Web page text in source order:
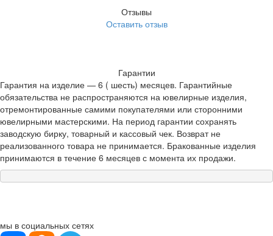
Отзывы
Оставить отзыв
Гарантии
Гарантия на изделие — 6 ( шесть) месяцев. Гарантийные
обязательства не распространяются на ювелирные изделия,
отремонтированные самими покупателями или сторонними
ювелирными мастерскими. На период гарантии сохранять
заводскую бирку, товарный и кассовый чек. Возврат не
реализованного товара не принимается. Бракованные изделия
принимаются в течение 6 месяцев с момента их продажи.
мы в социальных сетях